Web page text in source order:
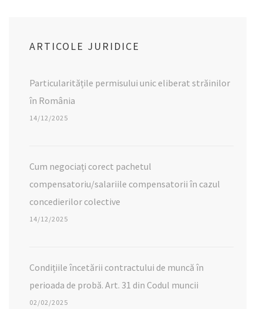
ARTICOLE JURIDICE
Particularitățile permisului unic eliberat străinilor
în România
14/12/2025
Cum negociați corect pachetul
compensatoriu/salariile compensatorii în cazul
concedierilor colective
14/12/2025
Condițiile încetării contractului de muncă în
perioada de probă. Art. 31 din Codul muncii
02/02/2025